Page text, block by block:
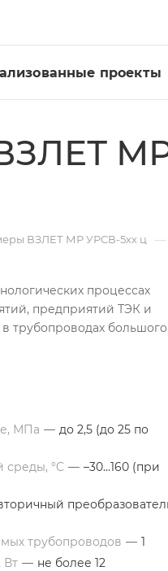
проекты
ВЗЛЕТ МР УРСВ-5xx ц —
процессах
предприятий ТЭК и
трубопроводах большого
МПа — до 2,5 (до 25 по
среды, °C — –30…160 (при
трубопроводов — 1
Вт — не более 12